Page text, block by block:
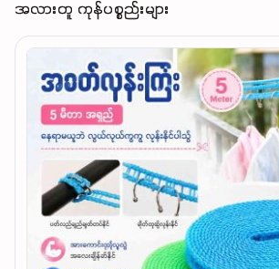
အလားတူ ကုန်ပစ္စည်းများ